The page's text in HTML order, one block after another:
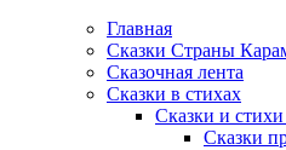
Главная
Сказки Страны
Сказочная лента
Сказки в стихах
Сказки и
Сказки